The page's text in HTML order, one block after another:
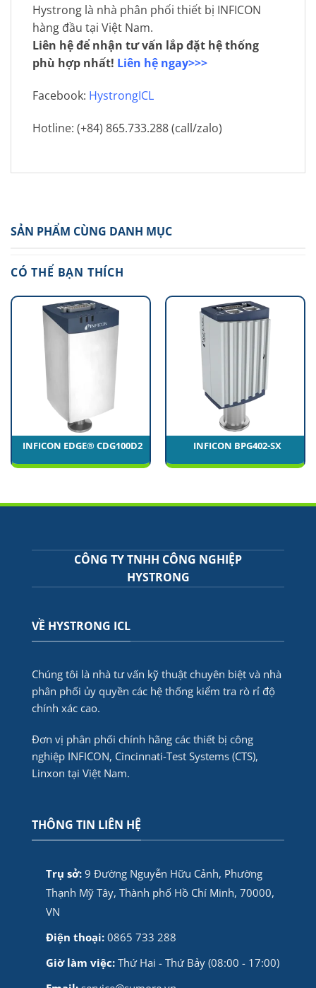
Hystrong là nhà phân phối thiết bị INFICON
hàng đầu tại Việt Nam.
Liên hệ để nhận tư vấn lắp đặt hệ thống
phù hợp nhất! Liên hệ ngay>>>
Facebook: HystrongICL
Hotline: (+84) 865.733.288 (call/zalo)
SẢN PHẨM CÙNG DANH MỤC
CÓ THỂ BẠN THÍCH
INFICON EDGE® CDG100D2 INFICON BPG402-SX
CÔNG TY TNHH CÔNG NGHIỆP
HYSTRONG
VỀ HYSTRONG ICL
Chúng tôi là nhà tư vấn kỹ thuật chuyên biệt và nhà
phân phối ủy quyền các hệ thống kiểm tra rò rỉ độ
chính xác cao.
Đơn vị phân phối chính hãng các thiết bị công
nghiệp INFICON, Cincinnati-Test Systems (CTS),
Linxon tại Việt Nam.
THÔNG TIN LIÊN HỆ
Trụ sở: 9 Đường Nguyễn Hữu Cảnh, Phường
Thạnh Mỹ Tây, Thành phố Hồ Chí Minh, 70000,
VN
Điện thoại:0865 733 288
Giờ làm việc:Thứ Hai - Thứ Bảy (08:00 - 17:00)